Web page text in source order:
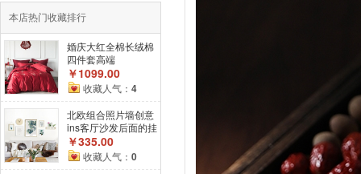
本店热门收藏排行
婚庆大红全棉长绒棉
四件套高端
￥1099.00
收藏人气： 4
北欧组合照片墙创意
ins客厅沙发后面的挂
画相框画框挂墙钟表
￥335.00
收藏人气： 0